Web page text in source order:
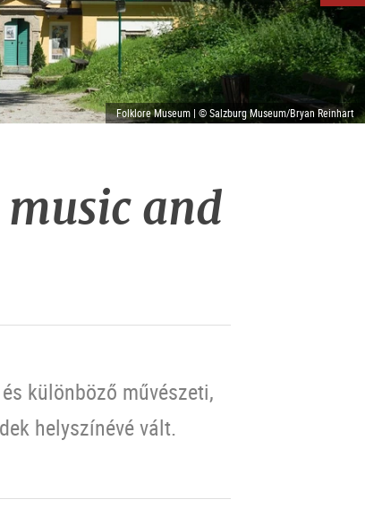
Folklore Museum | © Salzburg Museum/Bryan Reinhart
and
különböző művészeti,
helyszínévé vált.